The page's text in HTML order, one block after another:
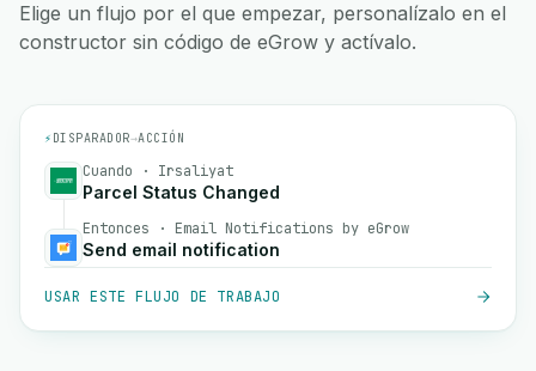
Elige un flujo por el que empezar, personalízalo en el
constructor sin código de eGrow y actívalo.
⚡ DISPARADOR→ACCIÓN
Cuando · Irsaliyat
Parcel Status Changed
Entonces · Email Notifications by eGrow
Send email notification
USAR ESTE FLUJO DE TRABAJO